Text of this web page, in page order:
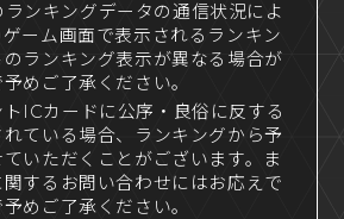
ンキングデータの通信状況によ
ーム画面で表示されるランキン
ランキング表示が異なる場合が
めご了承ください。
ICカードに公序・良俗に反する
ている場合、ランキングから予
いただくことがございます。ま
するお問い合わせにはお応えで
めご了承ください。